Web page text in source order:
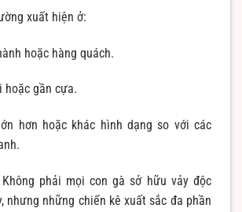
xuất hiện ở:
hoặc hàng quách.
hoặc gần cựa.
hơn hoặc khác hình dạng so với các
phải mọi con gà sở hữu vảy độc
nhưng những chiến kê xuất sắc đa phần